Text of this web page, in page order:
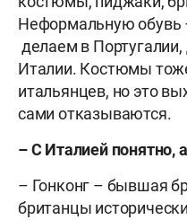
Неформальную обувь
делаем в
Италии. Костюмы
итальянцев, но это
сами отказываются.
– С Италией понятно,
– Гонконг – бывшая
британцы